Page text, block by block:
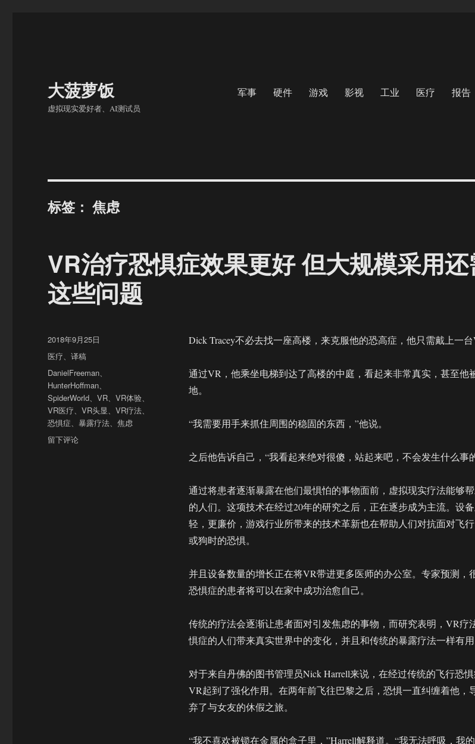
大菠萝饭
虚拟现实爱好者、AI测试员
军事 硬件 游戏 影视 工业 医疗 报告
标签：焦虑
VR治疗恐惧症效果更好 但大规模采用
这些问题
Dick Tracey不必去找一座高楼，来克服他的恐高症，他只需戴上一台
通过VR，他乘坐电梯到达了高楼的中庭，看起来非常真实，甚至他
地。
“我需要用手来抓住周围的稳固的东西，”他说。
之后他告诉自己，“我看起来绝对很傻，站起来吧，不会发生什么事
通过将患者逐渐暴露在他们最惧怕的事物面前，虚拟现实疗法能够
的人们。这项技术在经过20年的研究之后，正在逐步成为主流。设
轻，更廉价，游戏行业所带来的技术革新也在帮助人们对抗面对飞
或狗时的恐惧。
并且设备数量的增长正在将VR带进更多医师的办公室。专家预测，
恐惧症的患者将可以在家中成功治愈自己。
传统的疗法会逐渐让患者面对引发焦虑的事物，而研究表明，VR疗
惧症的人们带来真实世界中的变化，并且和传统的暴露疗法一样有用
对于来自丹佛的图书管理员Nick Harrell来说，在经过传统的飞行恐惧
VR起到了强化作用。在两年前飞往巴黎之后，恐惧一直纠缠着他，
弃了与女友的休假之旅。
“我不喜欢被锁在金属的盒子里，”Harrell解释道。“我无法呼吸，我
发
布
于
2018年9月25日
分
类
医疗、译稿
标
签
DanielFreeman、
HunterHoffman、
SpiderWorld、VR、VR体验、
VR医疗、VR头显、VR疗法、
恐惧症、暴露疗法、焦虑
于
留下评论